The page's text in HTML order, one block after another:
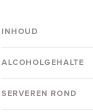
INHOUD
ALCOHOLGEHALTE
SERVEREN ROND